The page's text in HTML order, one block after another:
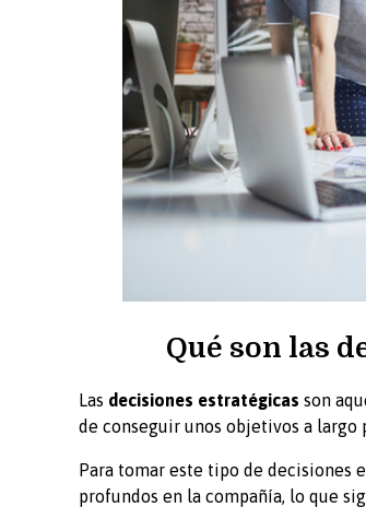
Qué son las
Las decisiones estratégicas son
de conseguir unos objetivos a largo
Para tomar este tipo de decisiones
profundos en la compañía, lo que